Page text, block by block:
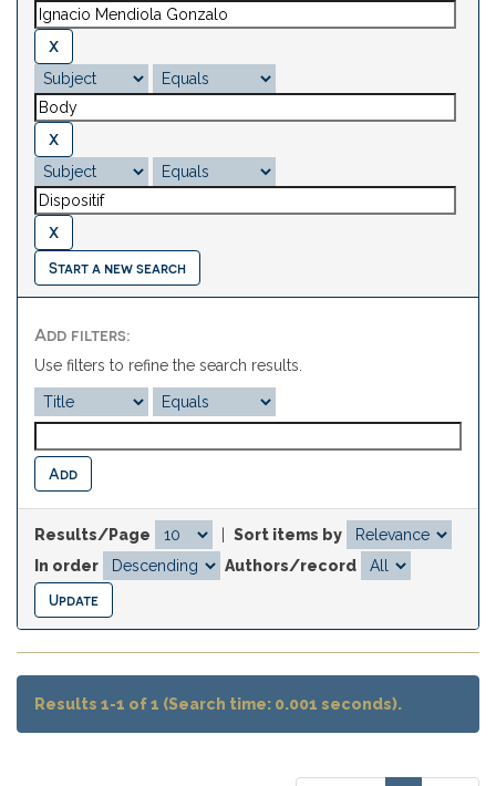
Start a new search
Add filters:
Use filters to refine the search results.
Results/Page
Sort items by
In order
Authors/record
Results 1-1 of 1 (Search time: 0.001 seconds).